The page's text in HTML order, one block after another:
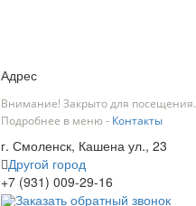
Адрес
Внимание! Закрыто для посещения.
Подробнее в меню - Контакты
г. Смоленск, Кашена ул., 23
Другой город
+7 (931) 009-29-16
Заказать обратный звонок